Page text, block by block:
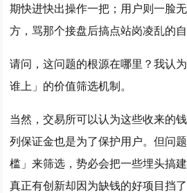
期快进快出操作一把；用户则一脸
方，骂那个接盘后搞点站岗凌乱的自
请问，这问题的根源在哪里？我认
谁上」的价值筛选机制。
当然，交易所可以认为这些收来的
列保证金也是为了保护用户。但问
槛」来筛选，势必会把一些埋头搞
真正有创新却因为缺钱的好项目挡